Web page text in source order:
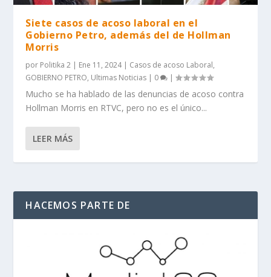
Siete casos de acoso laboral en el
Gobierno Petro, además del de Hollman
Morris
por Politika 2 | Ene 11, 2024| Casos de acoso Laboral,
GOBIERNO PETRO, Ultimas Noticias | 0 |
Mucho se ha hablado de las denuncias de acoso contra
Hollman Morris en RTVC, pero no es el único...
LEER MÁS
HACEMOS PARTE DE